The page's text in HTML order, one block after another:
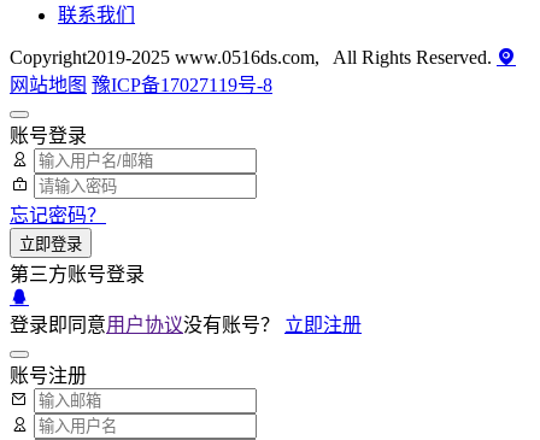
联系我们
Copyright2019-2025 www.0516ds.com, All Rights Reserved.
网站地图 豫ICP备17027119号-8
账号登录
忘记密码？
立即登录
第三方账号登录
登录即同意用户协议没有账号？ 立即注册
账号注册